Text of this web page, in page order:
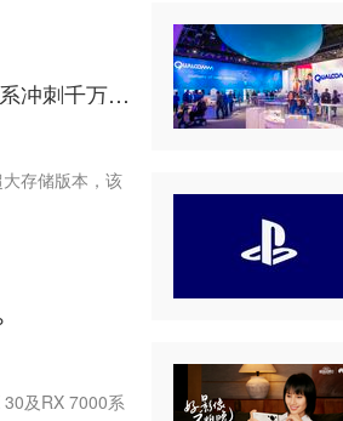
6499 元！华为 Mate80 标准版 1TB 版本开售，全系冲刺千万销量
存储版本，该
及RX 7000系